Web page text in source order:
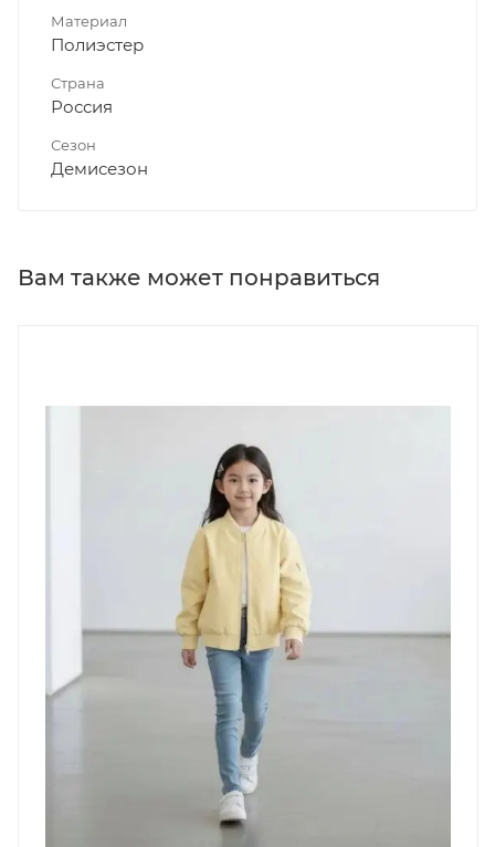
Материал
Полиэстер
Страна
Россия
Сезон
Демисезон
Вам также может понравиться